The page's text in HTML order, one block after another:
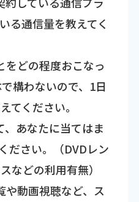
る通信量を教えてく
をどの程度おこなっ
構わないので、1日
てください。
、あなたに当てはま
ださい。（DVDレン
などの利用有無）
や動画視聴など、ス